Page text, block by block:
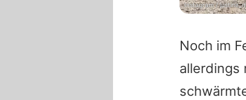
Noch im
allerdings
Instagram /